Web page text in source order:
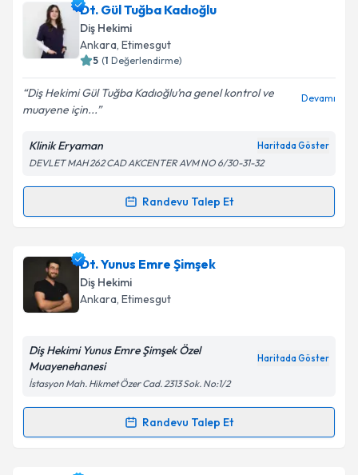
Dt. M.Berna Temiziçin randevu takvimi talebi
oluşturun. Size bu uzmandan randevu almanız için bir
takvim hazırlandığında e-posta ile bilgilendireceğiz.
Kişisel verilerimin işlenmesine ilişkin
Aydınlatma
Metni'ni okudum ve kişisel verilerimin belirtilen
kapsamda işlenmesini kabul ediyorum.
Dt. Gül Tuğba Kadıoğlu
Diş Hekimi
Ankara, Etimesgut
5 (1 Değerlendirme)
Diş Hekimi Gül Tuğba Kadıoğlu’na genel kontrol ve
muayene için...
Devamı
Klinik Eryaman Haritada Göster
DEVLET MAH 262 CAD AKCENTER AVM NO 6/30-31-32
Randevu Talep Et
Randevu Takvimi Talebi
Dt. Gül Tuğba Kadıoğluiçin randevu takvimi talebi
oluşturun. Size bu uzmandan randevu almanız için bir
takvim hazırlandığında e-posta ile bilgilendireceğiz.
Kişisel verilerimin işlenmesine ilişkinAydınlatma
'ni okudum ve kişisel verilerimin belirtilen
kapsamda işlenmesini kabul ediyorum.
Dt. Yunus Emre Şimşek
Diş Hekimi
Ankara, Etimesgut
Diş Hekimi Yunus Emre Şimşek Özel
Muayenehanesi
Haritada Göster
İstasyon Mah. Hikmet Özer Cad. 2313 Sok. No:1/2
Randevu Talep Et
Randevu Takvimi Talebi